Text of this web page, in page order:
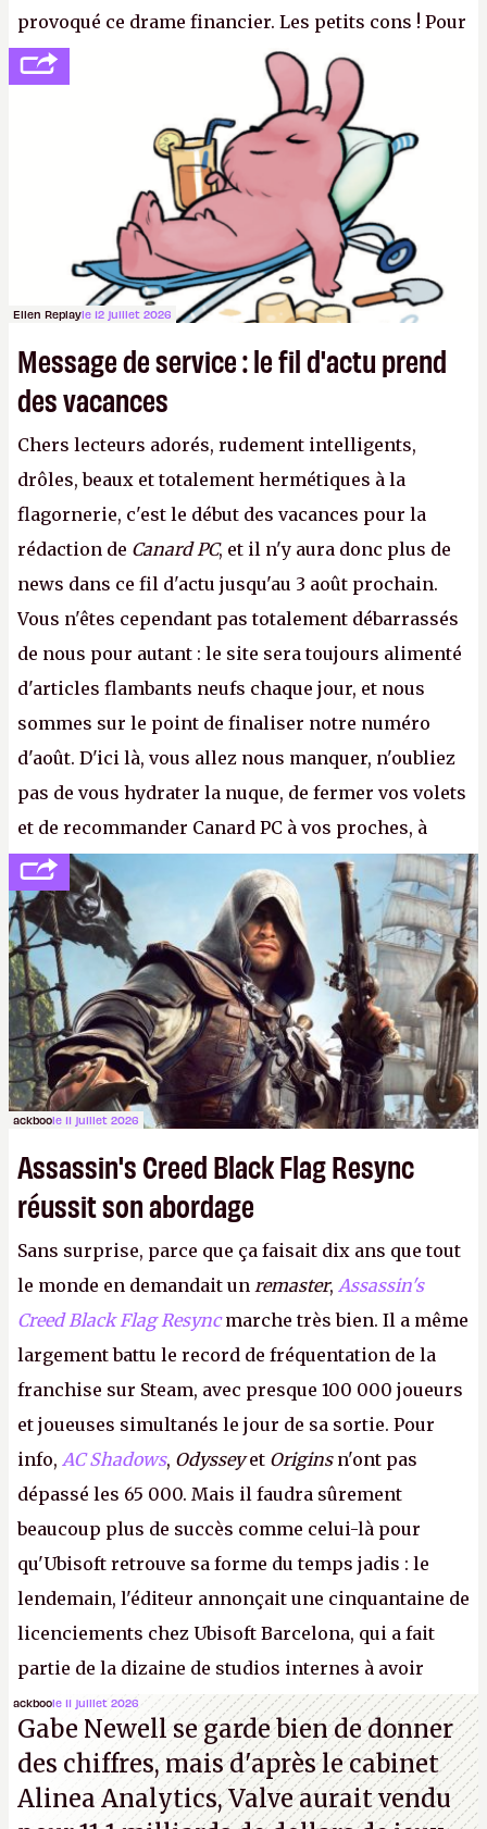
provoqué ce drame financier. Les petits cons ! Pour
se consoler, le PDG David Baszucki peut compter
sur le déblocage du jeu en Russie et l'explosion des
joueurs majeurs (+32 %). L'avenir appartient donc
aux adultes, qui ne sont jamais que des enfants
avec du pouvoir d'achat.P.
Ellen Replayle 12 juillet 2026
Message de service : le fil d'actu prend
des vacances
Chers lecteurs adorés, rudement intelligents,
drôles, beaux et totalement hermétiques à la
flagornerie, c'est le début des vacances pour la
rédaction de Canard PC, et il n'y aura donc plus de
news dans ce fil d'actu jusqu'au 3 août prochain.
Vous n'êtes cependant pas totalement débarrassés
de nous pour autant : le site sera toujours alimenté
d'articles flambants neufs chaque jour, et nous
sommes sur le point de finaliser notre numéro
d'août. D'ici là, vous allez nous manquer, n'oubliez
pas de vous hydrater la nuque, de fermer vos volets
et de recommander Canard PC à vos proches, à
votre famille et aux inconnus que vous croisez
dans la rue. Bon été à tous ! –ER.
ackboole 11 juillet 2026
Assassin's Creed Black Flag Resync
réussit son abordage
Sans surprise, parce que ça faisait dix ans que tout
le monde en demandait un remaster, Assassin's
Creed Black Flag Resyncmarche très bien. Il a même
largement battu le record de fréquentation de la
franchise sur Steam, avec presque 100 000 joueurs
et joueuses simultanés le jour de sa sortie. Pour
info, AC Shadows, Odysseyet Originsn'ont pas
dépassé les 65 000. Mais il faudra sûrement
beaucoup plus de succès comme celui-là pour
qu'Ubisoft retrouve sa forme du temps jadis : le
lendemain, l'éditeur annonçait une cinquantaine de
licenciements chez Ubisoft Barcelona, qui a fait
partie de la dizaine de studios internes à avoir
travaillé sur cetAssassin's Creedsous la direction
d'Ubisoft Singapour.A.
ackboole 11 juillet 2026
Gabe Newell se garde bien de donner
des chiffres, mais d'après le cabinet
Alinea Analytics, Valve aurait vendu